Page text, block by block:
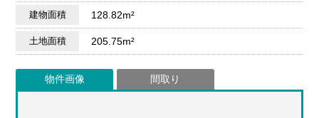
建物面積 128.82m²
土地面積 205.75m²
物件画像 間取り